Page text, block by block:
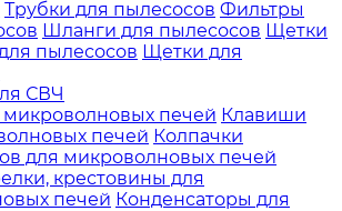
Трубки для пылесосов Фильтры
Шланги для пылесосов Щетки
пылесосов Щетки для
СВЧ
печей Клавиши
печей Колпачки
для микроволновых печей
крестовины для
печей Конденсаторы для